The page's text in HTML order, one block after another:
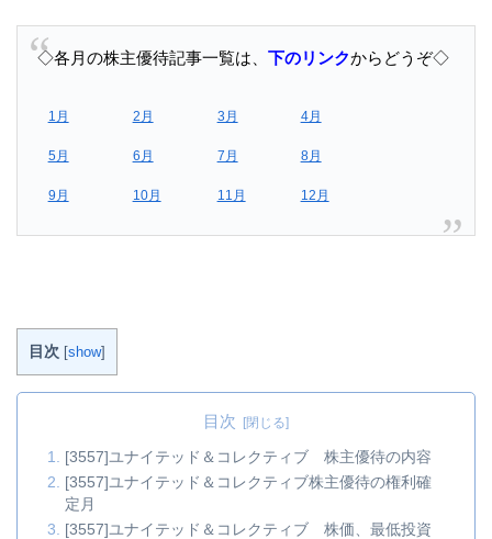
◇各月の株主優待記事一覧は、 下のリンクからどうぞ◇
1月 2月 3月 4月
5月 6月 7月 8月
9月 10月 11月 12月
目次 [show]
目次
[3557]ユナイテッド＆コレクティブ 株主優待の内容
[3557]ユナイテッド＆コレクティブ株主優待の権利確
定月
[3557]ユナイテッド＆コレクティブ 株価、最低投資